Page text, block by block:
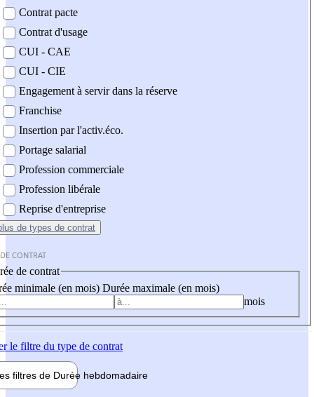
Contrat pacte
Contrat d'usage
CUI - CAE
CUI - CIE
Engagement à servir dans la réserve
Franchise
Insertion par l'activ.éco.
Portage salarial
Profession commerciale
Profession libérale
Reprise d'entreprise
de types de contrat
CONTRAT
de contrat
minimale (en mois) Durée maximale (en mois)
mois
le filtre du type de contrat
filtres de Durée hebdomadaire